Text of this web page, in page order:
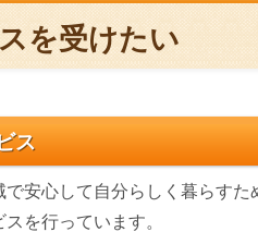
を受けたい
ス
で安心して自分らしく暮らす
を行っています。